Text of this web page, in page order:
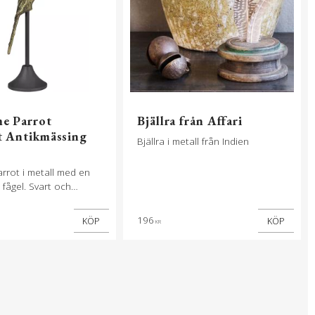
Parrot
Antikmässing
i metall med en
Svart och
E27 lamphållare.
KÖP
Bjällra från Affari
Bjällra i metall från Indien
196 KR KÖP